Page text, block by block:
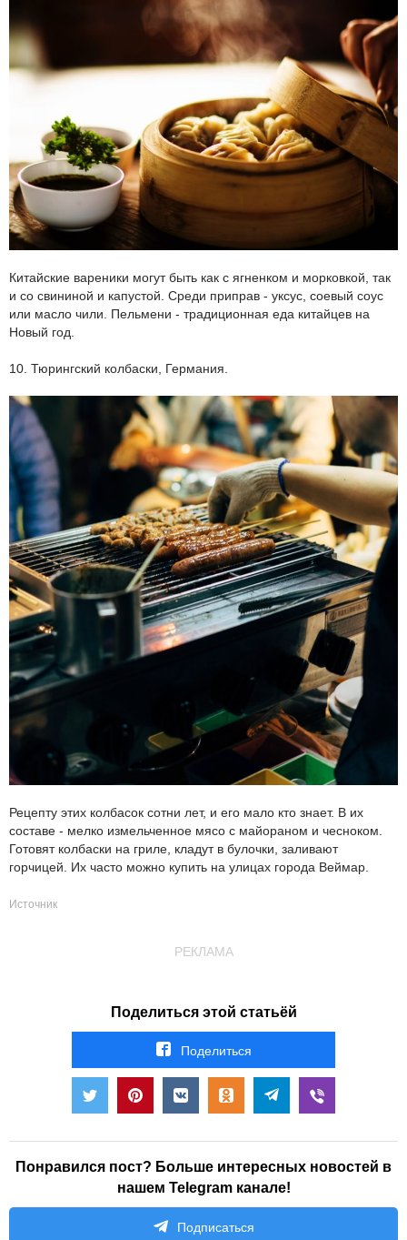
Китайские вареники могут быть как с ягненком и морковкой, так
и со свининой и капустой. Среди приправ - уксус, соевый соус
или масло чили. Пельмени - традиционная еда китайцев на
Новый год.
10. Тюрингский колбаски, Германия.
Рецепту этих колбасок сотни лет, и его мало кто знает. В их
составе - мелко измельченное мясо с майораном и чесноком.
Готовят колбаски на гриле, кладут в булочки, заливают
горчицей. Их часто можно купить на улицах города Веймар.
Источник
РЕКЛАМА
Поделиться этой статьёй
Поделиться
Понравился пост? Больше интересных новостей в
нашем Telegram канале!
Подписаться